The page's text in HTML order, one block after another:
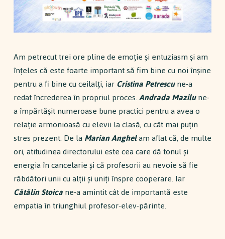
Am petrecut trei ore pline de emoție și entuziasm și am
înțeles că este foarte important să fim bine cu noi înșine
pentru a fi bine cu ceilalți, iarCristina Petrescune-a
redat încrederea în propriul proces.Andrada Mazilune-
a împărtășit numeroase bune practici pentru a avea o
relație armonioasă cu elevii la clasă, cu cât mai puțin
stres prezent. De laMarian Anghelam aflat că, de multe
ori, atitudinea directorului este cea care dă tonul și
energia în cancelarie și că profesorii au nevoie să fie
răbdători unii cu alții și uniți înspre cooperare. Iar
Cătălin Stoicane-a amintit cât de importantă este
empatia în triunghiul profesor-elev-părinte.